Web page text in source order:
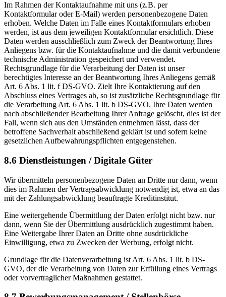
Im Rahmen der Kontaktaufnahme mit uns (z.B. per
Kontaktformular oder E-Mail) werden personenbezogene Daten
erhoben. Welche Daten im Falle eines Kontaktformulars erhoben
werden, ist aus dem jeweiligen Kontaktformular ersichtlich. Diese
Daten werden ausschließlich zum Zweck der Beantwortung Ihres
Anliegens bzw. für die Kontaktaufnahme und die damit verbundene
technische Administration gespeichert und verwendet.
Rechtsgrundlage für die Verarbeitung der Daten ist unser
berechtigtes Interesse an der Beantwortung Ihres Anliegens gemäß
Art. 6 Abs. 1 lit. f DS-GVO. Zielt Ihre Kontaktierung auf den
Abschluss eines Vertrages ab, so ist zusätzliche Rechtsgrundlage für
die Verarbeitung Art. 6 Abs. 1 lit. b DS-GVO. Ihre Daten werden
nach abschließender Bearbeitung Ihrer Anfrage gelöscht, dies ist der
Fall, wenn sich aus den Umständen entnehmen lässt, dass der
betroffene Sachverhalt abschließend geklärt ist und sofern keine
gesetzlichen Aufbewahrungspflichten entgegenstehen.
8.6 Dienstleistungen / Digitale Güter
Wir übermitteln personenbezogene Daten an Dritte nur dann, wenn
dies im Rahmen der Vertragsabwicklung notwendig ist, etwa an das
mit der Zahlungsabwicklung beauftragte Kreditinstitut.
Eine weitergehende Übermittlung der Daten erfolgt nicht bzw. nur
dann, wenn Sie der Übermittlung ausdrücklich zugestimmt haben.
Eine Weitergabe Ihrer Daten an Dritte ohne ausdrückliche
Einwilligung, etwa zu Zwecken der Werbung, erfolgt nicht.
Grundlage für die Datenverarbeitung ist Art. 6 Abs. 1 lit. b DS-
GVO, der die Verarbeitung von Daten zur Erfüllung eines Vertrags
oder vorvertraglicher Maßnahmen gestattet.